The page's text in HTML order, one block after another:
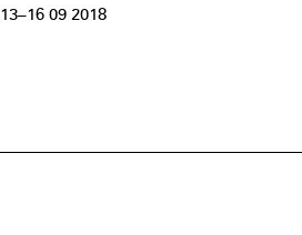
13–16 09 2018